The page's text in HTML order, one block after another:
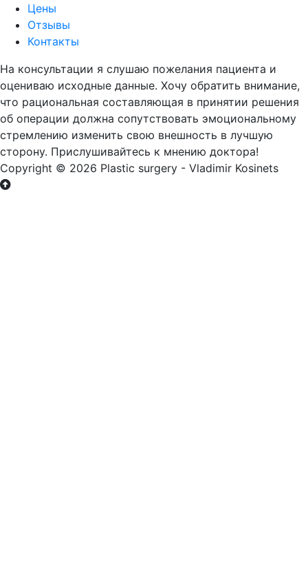
Цены
Отзывы
Контакты
На консультации я слушаю пожелания пациента и
оцениваю исходные данные. Хочу обратить внимание,
что рациональная составляющая в принятии решения
об операции должна сопутствовать эмоциональному
стремлению изменить свою внешность в лучшую
сторону. Прислушивайтесь к мнению доктора!
Copyright © 2026 Plastic surgery - Vladimir Kosinets